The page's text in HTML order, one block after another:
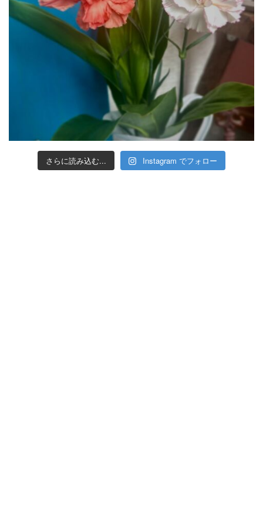
さらに読み込む... Instagram でフォロー